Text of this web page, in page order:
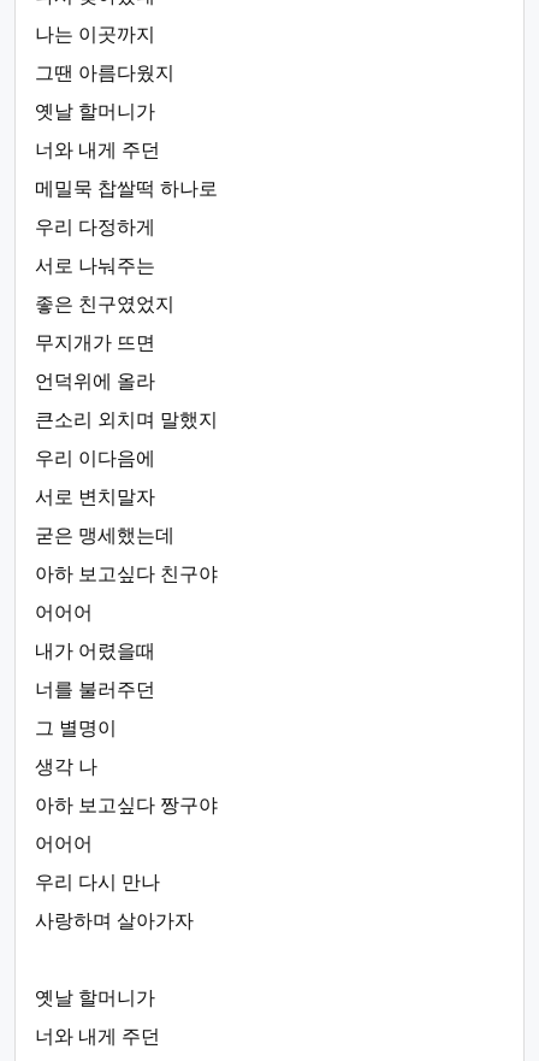
나는 이곳까지
그땐 아름다웠지
옛날 할머니가
너와 내게 주던
메밀묵 찹쌀떡 하나로
우리 다정하게
서로 나눠주는
좋은 친구였었지
무지개가 뜨면
언덕위에 올라
큰소리 외치며 말했지
우리 이다음에
서로 변치말자
굳은 맹세했는데
아하 보고싶다 친구야
어어어
내가 어렸을때
너를 불러주던
그 별명이
생각 나
아하 보고싶다 짱구야
어어어
우리 다시 만나
사랑하며 살아가자
옛날 할머니가
너와 내게 주던